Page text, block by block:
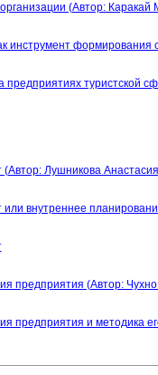
(Автор:
инструмент формирования
предприятиях туристской
Лушникова
или внутреннее
предприятия (Автор:
предприятия и методика